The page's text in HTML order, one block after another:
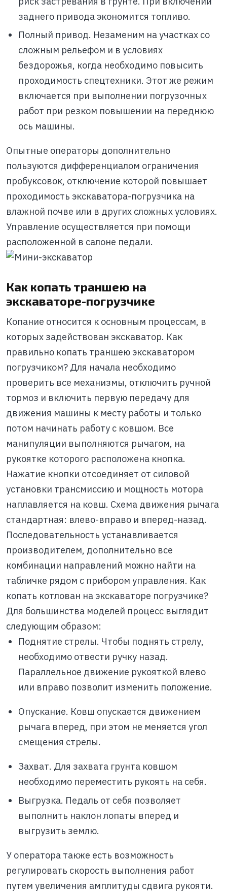
заднего привода экономится топливо.
Полный привод. Незаменим на участках со
сложным рельефом и в условиях
бездорожья, когда необходимо повысить
проходимость спецтехники. Этот же режим
включается при выполнении погрузочных
работ при резком повышении на переднюю
ось машины.
Опытные операторы дополнительно
пользуются дифференциалом ограничения
пробуксовок, отключение которой повышает
проходимость экскаватора-погрузчика на
влажной почве или в других сложных условиях.
Управление осуществляется при помощи
расположенной в салоне педали.
Как копать траншею на
экскаваторе-погрузчике
Копание относится к основным процессам, в
которых задействован экскаватор. Как
правильно копать траншею экскаватором
погрузчиком? Для начала необходимо
проверить все механизмы, отключить ручной
тормоз и включить первую передачу для
движения машины к месту работы и только
потом начинать работу с ковшом. Все
манипуляции выполняются рычагом, на
рукоятке которого расположена кнопка.
Нажатие кнопки отсоединяет от силовой
установки трансмиссию и мощность мотора
наплавляется на ковш. Схема движения рычага
стандартная: влево-вправо и вперед-назад.
Последовательность устанавливается
производителем, дополнительно все
комбинации направлений можно найти на
табличке рядом с прибором управления. Как
копать котлован на экскаваторе погрузчике?
Для большинства моделей процесс выглядит
следующим образом:
Поднятие стрелы. Чтобы поднять стрелу,
необходимо отвести ручку назад.
Параллельное движение рукояткой влево
или вправо позволит изменить положение.
Опускание. Ковш опускается движением
рычага вперед, при этом не меняется угол
смещения стрелы.
Захват. Для захвата грунта ковшом
необходимо переместить рукоять на себя.
Выгрузка. Педаль от себя позволяет
выполнить наклон лопаты вперед и
выгрузить землю.
У оператора также есть возможность
регулировать скорость выполнения работ
путем увеличения амплитуды сдвига рукояти.